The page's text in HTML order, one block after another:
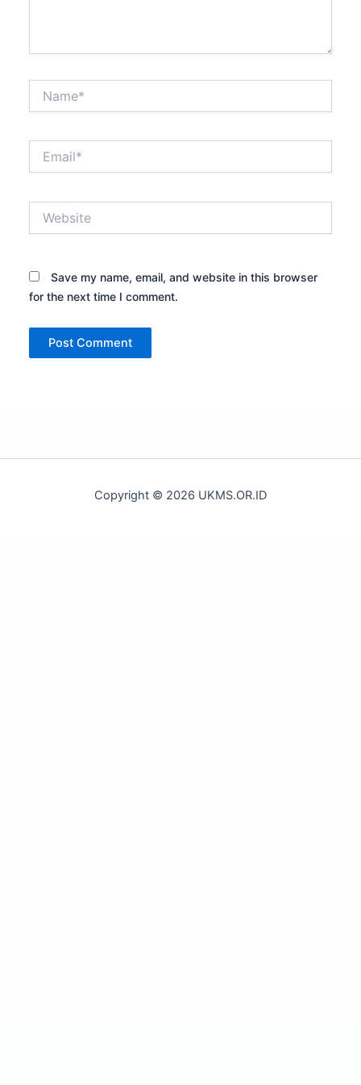
Save my name, email, and website in this browser
for the next time I comment.
Copyright © 2026 UKMS.OR.ID